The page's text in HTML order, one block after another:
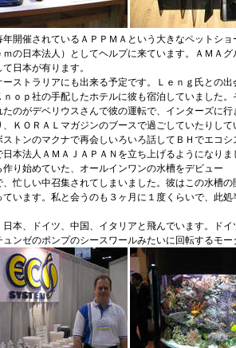
年開催されているＡＰＰＭＡという大きなペットシ
ｍの日本法人）としてヘルプに来ています。ＡＭＡ
日本が有ります。
ーストラリアにも出来る予定です。Ｌｅｎｇ氏との
ｎｏｐ社の手配したホテルに彼も宿泊していました
たのがデベリウスさんで彼の運転で、インターズに
、ＫＯＲＡＬマガジンのブースで過ごしていたりし
ストンのマクナで再会しいろいろ話してＢＨでエコ
日本法人ＡＭＡＪＡＰＡＮを立ち上げるようになり
り始めていた、オールインワンの水槽をデビュー
、忙しい中召集されてしまいました。彼はこの水槽
ています。私と会うのも３ヶ月に１度くらいで、此
日本、ドイツ、中国、イタリアと飛んでいます。ド
ュンゼのポンプのシースワールみたいに回転するモ